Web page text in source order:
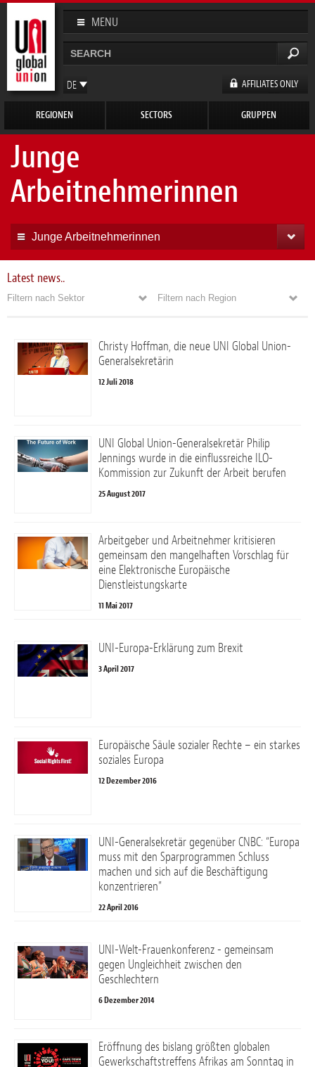
Direkt
zum
Inhalt
MENU
DE
EN
AFFILIATES ONLY
Suchformular
REGIONEN SECTORS GRUPPEN
Junge
Arbeitnehmerinnen
Junge Arbeitnehmerinnen
Latest news..
Filtern nach Sektor Filtern nach Region
Christy Hoffman, die neue UNI Global Union-
Generalsekretärin
12 Juli 2018
UNI Global Union-Generalsekretär Philip
Jennings wurde in die einflussreiche ILO-
Kommission zur Zukunft der Arbeit berufen
25 August 2017
Arbeitgeber und Arbeitnehmer kritisieren
gemeinsam den mangelhaften Vorschlag für
eine Elektronische Europäische
Dienstleistungskarte
11 Mai 2017
UNI-Europa-Erklärung zum Brexit
3 April 2017
Europäische Säule sozialer Rechte – ein starkes
soziales Europa
12 Dezember 2016
UNI-Generalsekretär gegenüber CNBC: “Europa
muss mit den Sparprogrammen Schluss
machen und sich auf die Beschäftigung
konzentrieren”
22 April 2016
UNI-Welt-Frauenkonferenz - gemeinsam
gegen Ungleichheit zwischen den
Geschlechtern
6 Dezember 2014
Eröffnung des bislang größten globalen
Gewerkschaftstreffens Afrikas am Sonntag in